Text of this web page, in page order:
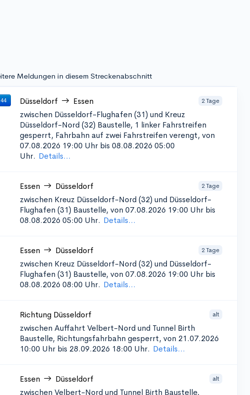
Meldungen in diesem Streckenabschnitt
Düsseldorf Essen 2 Tage
zwischen Düsseldorf-Flughafen (31) und Kreuz
Düsseldorf-Nord (32) Baustelle, 1 linker Fahrstreifen
gesperrt, Fahrbahn auf zwei Fahrstreifen verengt, von
07.08.2026 19:00 Uhr bis 08.08.2026 05:00
Uhr. Details...
Essen Düsseldorf 2 Tage
zwischen Kreuz Düsseldorf-Nord (32) und Düsseldorf-
Flughafen (31) Baustelle, von 07.08.2026 19:00 Uhr bis
08.08.2026 05:00 Uhr. Details...
Essen Düsseldorf 2 Tage
zwischen Kreuz Düsseldorf-Nord (32) und Düsseldorf-
Flughafen (31) Baustelle, von 07.08.2026 19:00 Uhr bis
08.08.2026 08:00 Uhr. Details...
Richtung Düsseldorf alt
zwischen Auffahrt Velbert-Nord und Tunnel Birth
Baustelle, Richtungsfahrbahn gesperrt, von 21.07.2026
10:00 Uhr bis 28.09.2026 18:00 Uhr. Details...
Essen Düsseldorf alt
zwischen Velbert-Nord und Tunnel Birth Baustelle,